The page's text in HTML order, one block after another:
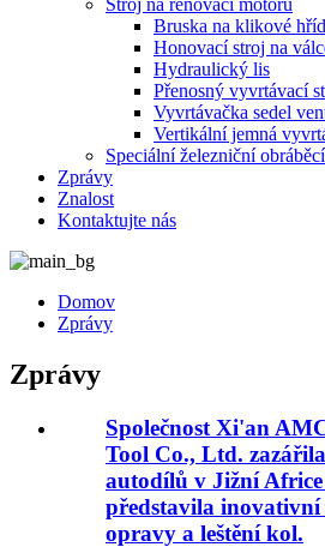
Stroj na renovaci motorů
Bruska na klikové
Honovací stroj na
Hydraulický lis
Přenosný vyvrtávací
Vyvrtávačka sedel
Vertikální jemná
Speciální železniční
Zprávy
Znalost
Kontaktujte nás
Domov
Zprávy
Zprávy
Společnost Xi'an
Tool Co., Ltd.
autodílů v Jižní Africe
představila inovativní
opravy a leštění kol.